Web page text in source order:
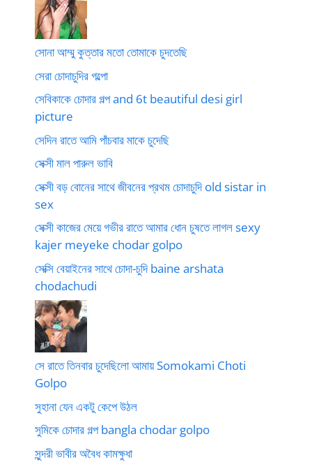
সোনা আম্মু কুত্তার মতো তোমাকে চুদতেছি
সেরা চোদাচুদির গল্পো
সেবিকাকে চোদার গল্প and 6t beautiful desi girl
picture
সেদিন রাতে আমি পাঁচবার মাকে চুদেছি
সেক্সী মাল পারুল ভাবি
সেক্সী বড় বোনের সাথে জীবনের প্রথম চোদাচুদি old sistar in
sex
সেক্সী কাজের মেয়ে গভীর রাতে আমার ধোন চুষতে লাগল sexy
kajer meyeke chodar golpo
সেক্সি বেয়াইনের সাথে চোদা-চুদি baine arshata
chodachudi
সে রাতে তিনবার চুদেছিলো আমায় Somokami Choti
Golpo
সুহানা যেন একটু কেপে উঠল
সুমিকে চোদার গল্প bangla chodar golpo
সুন্দরী ভাবীর অবৈধ কামক্ষুধা